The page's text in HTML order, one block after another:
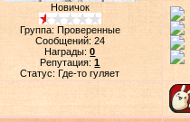
Новичок
Группа: Проверенные
Сообщений: 24
Награды:0
Репутация:1
Статус:Где-то гуляет